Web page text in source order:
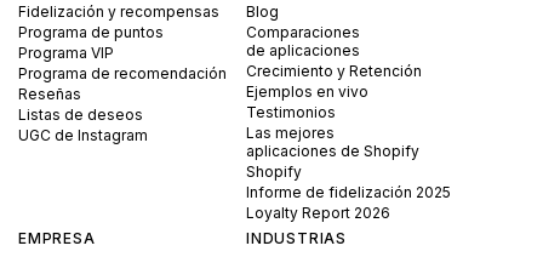
Fidelización y recompensas
Programa de puntos
Programa VIP
Programa de recomendación
Reseñas
Listas de deseos
UGC de Instagram
Blog
Comparaciones
de aplicaciones
Crecimiento y Retención
Ejemplos en vivo
Testimonios
Las mejores
aplicaciones de Shopify
Shopify
Informe de fidelización 2025
Loyalty Report 2026
EMPRESA
INDUSTRIAS